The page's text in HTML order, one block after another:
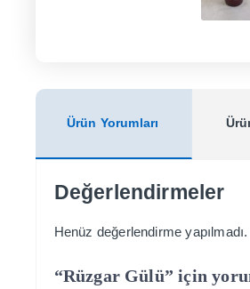
Ürün Yorumları
Değerlendirmeler
Henüz değerlendirme yapılmadı.
“Rüzgar Gülü” için